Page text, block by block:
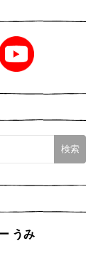
ノラネコぐんだん タンブラー うみ